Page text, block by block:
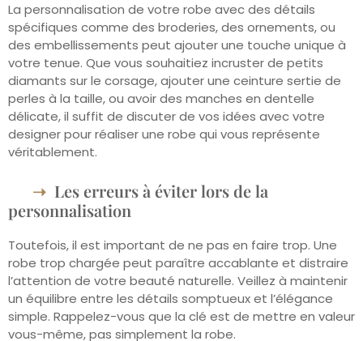
La personnalisation de votre robe avec des détails
spécifiques comme des broderies, des ornements, ou
des embellissements peut ajouter une touche unique à
votre tenue. Que vous souhaitiez incruster de petits
diamants sur le corsage, ajouter une ceinture sertie de
perles à la taille, ou avoir des manches en dentelle
délicate, il suffit de discuter de vos idées avec votre
designer pour réaliser une robe qui vous représente
véritablement.
Les erreurs à éviter lors de la
personnalisation
Toutefois, il est important de ne pas en faire trop. Une
robe trop chargée peut paraître accablante et distraire
l’attention de votre beauté naturelle. Veillez à maintenir
un équilibre entre les détails somptueux et l’élégance
simple. Rappelez-vous que la clé est de mettre en valeur
vous-même, pas simplement la robe.